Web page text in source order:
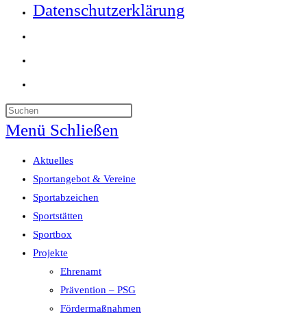
Datenschutzerklärung
Suche
umschalten
Menü Schließen
Aktuelles
Sportangebot & Vereine
Sportabzeichen
Sportstätten
Sportbox
Projekte
Ehrenamt
Prävention – PSG
Fördermaßnahmen